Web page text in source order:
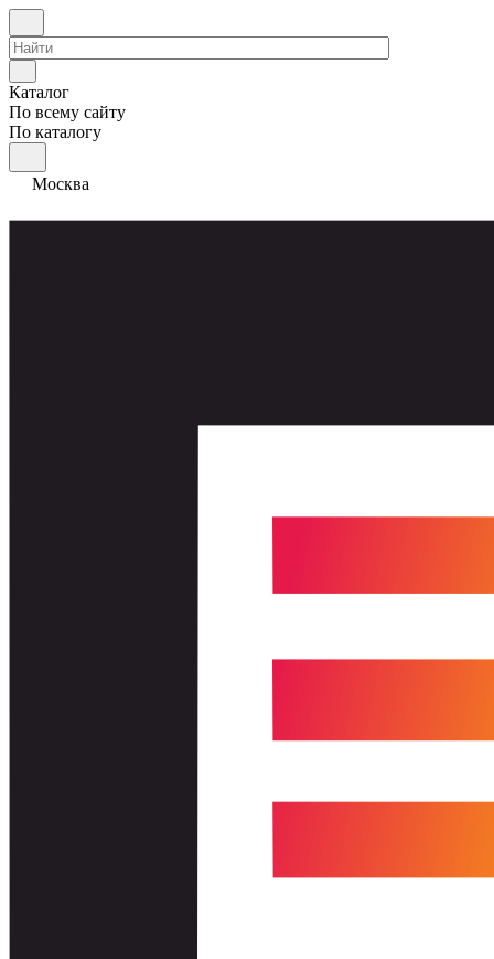
Каталог
По всему сайту
По каталогу
Москва